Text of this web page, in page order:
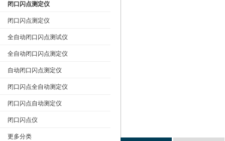
闭口闪点测定仪
闭口闪点测定仪
全自动闭口闪点测试仪
全自动闭口闪点测定仪
自动闭口闪点测定仪
闭口闪点全自动测定仪
闭口闪点自动测定仪
闭口闪点仪
更多分类